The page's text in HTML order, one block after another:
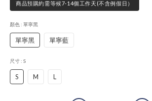
商品預購約需等候7-14個工作天(不含例假日）
顏色 : 單寧黑
單寧黑 單寧藍
尺寸 : S
S M L